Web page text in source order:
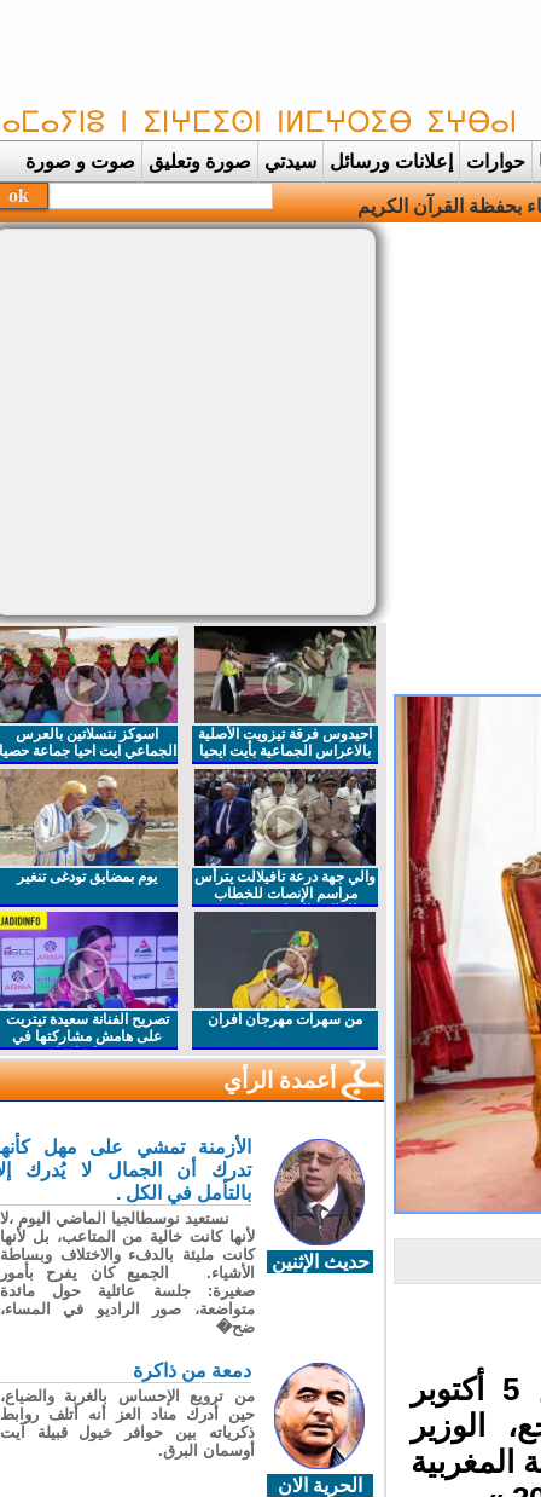
حوارات إعلانات ورسائل سيدتي صورة وتعليق صوت و صورة
استقبل الملك محمد السادس، اليوم الخميس 5 أكتوبر
الوزير
احيدوس فرقة تيزويت الأصلية
بالاعراس الجماعية بأيت ايحيا
اسوكز نتسلاتين بالعرس
الجماعي ايت احيا جماعة حصيا
والي جهة درعة تافيلالت يترأس
مراسم الإنصات للخطاب
الملكي السامي بمناسبة
يوم بمضايق تودغى تنغير
من سهرات مهرجان افران
تصريح الفنانة سعيدة تيتريت
على هامش مشاركتها في
مهرجان افران
أعمدة الرأي
حديث الإثنين
الأزمنة تمشي على مهل كأنها
تدرك أن الجمال لا يُدرك إلا
بالتأمل في الكل .
نستعيد نوسطالجيا الماضي اليوم ،لا
لأنها كانت خالية من المتاعب، بل لأنها
كانت مليئة بالدفء والاختلاف وبساطة
الأشياء. الجميع كان يفرح بأمور
صغيرة: جلسة عائلية حول مائدة
متواضعة، صور الراديو في المساء،
ضح�
الحرية الان
دمعة من ذاكرة
من ترويع الإحساس بالغربة والضياع،
حين أدرك مناد العز أنه أتلف روابط
ذكرياته بين حوافر خيول قبيلة آيت
أوسمان البرق.